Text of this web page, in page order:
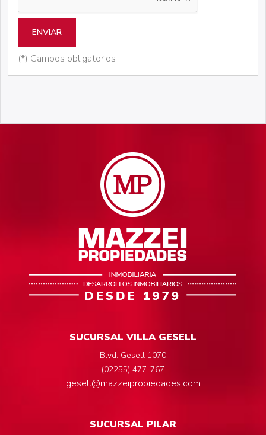
ENVIAR
(*) Campos obligatorios
SUCURSAL VILLA GESELL
Blvd. Gesell 1070
(02255) 477-767
gesell@mazzeipropiedades.com
SUCURSAL PILAR